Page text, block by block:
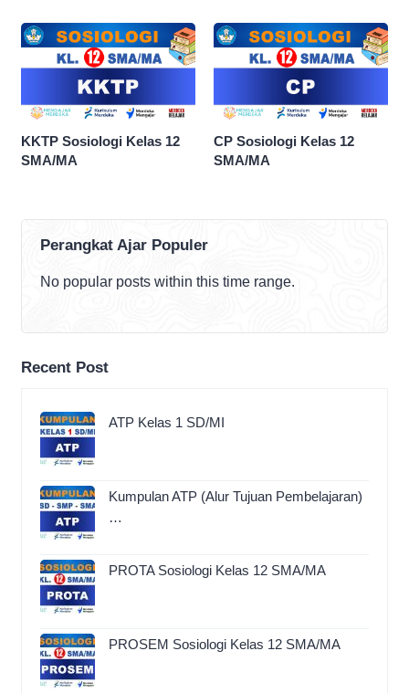
KKTP Sosiologi Kelas 12
SMA/MA
CP Sosiologi Kelas 12
SMA/MA
Perangkat Ajar Populer
No popular posts within this time range.
Recent Post
ATP Kelas 1 SD/MI
Kumpulan ATP (Alur Tujuan Pembelajaran)
…
PROTA Sosiologi Kelas 12 SMA/MA
PROSEM Sosiologi Kelas 12 SMA/MA